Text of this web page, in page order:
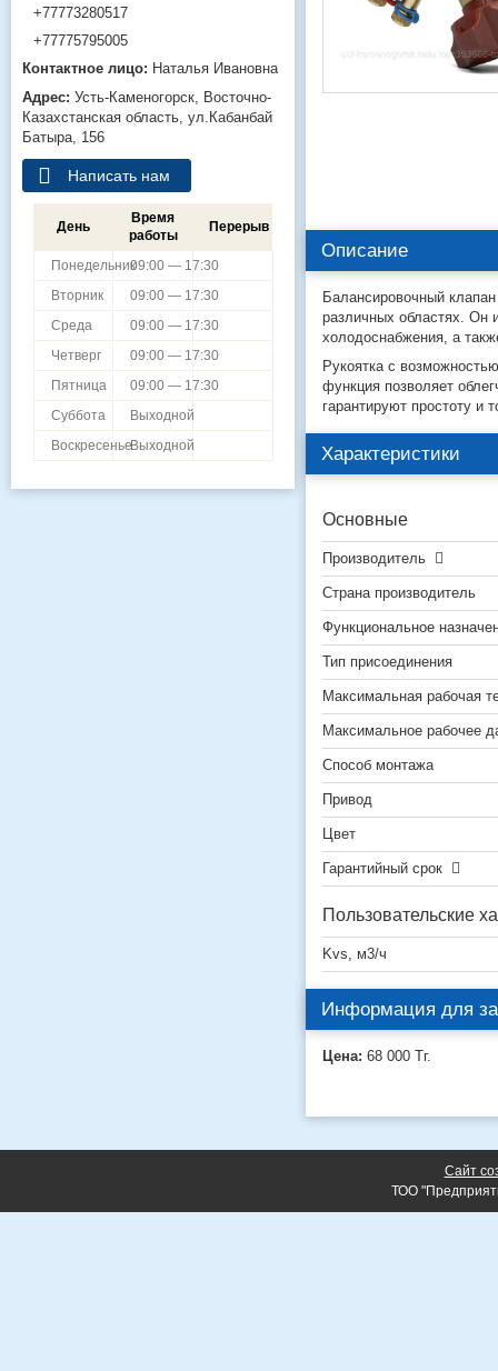
Описание
Балансировочный
различных областях. Он
холодоснабжения, а
Рукоятка с
функция позволяет
гарантируют простоту и
Характеристики
Основные
Производитель
Страна производитель
Функциональное
Тип присоединения
Максимальная рабочая
Максимальное рабочее
Способ монтажа
Привод
Цвет
Гарантийный срок
Пользовательские
Kvs, м3/ч
Информация для
Цена: 68 000 Тг.
+77773280517
+77775795005
Наталья Ивановна
Усть-Каменогорск
Восточно-
Казахстанская область ул.Кабанбай
Батыра, 156
Написать нам
День
Время
работы
Перерыв
Понедельник09:00 — 17:30
Вторник
09:00 — 17:30
Среда
09:00 — 17:30
Четверг
09:00 — 17:30
Пятница
09:00 — 17:30
Суббота
Выходной
ВоскресеньеВыходной
Сайт
ТОО